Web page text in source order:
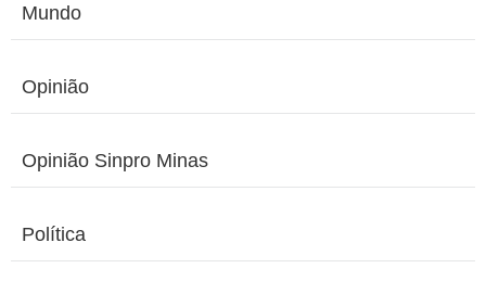
Mundo
Opinião
Opinião Sinpro Minas
Política